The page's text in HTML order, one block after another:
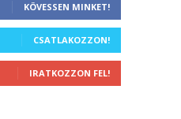
KÖVESSEN MINKET!
CSATLAKOZZON!
IRATKOZZON FEL!